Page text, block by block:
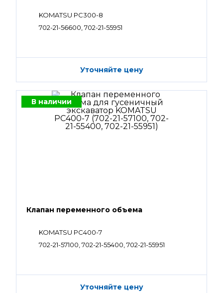
KOMATSU PC300-8
702-21-56600, 702-21-55951
Уточняйте цену
В наличии
Клапан переменного объема
KOMATSU PC400-7
702-21-57100, 702-21-55400, 702-21-55951
Уточняйте цену